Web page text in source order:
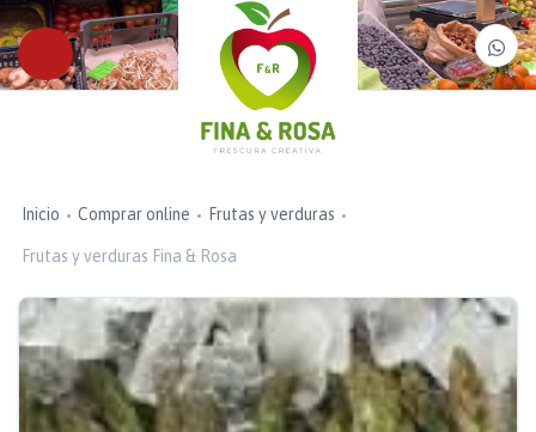
Inicio Comprar online Frutas y verduras
Frutas y verduras Fina & Rosa